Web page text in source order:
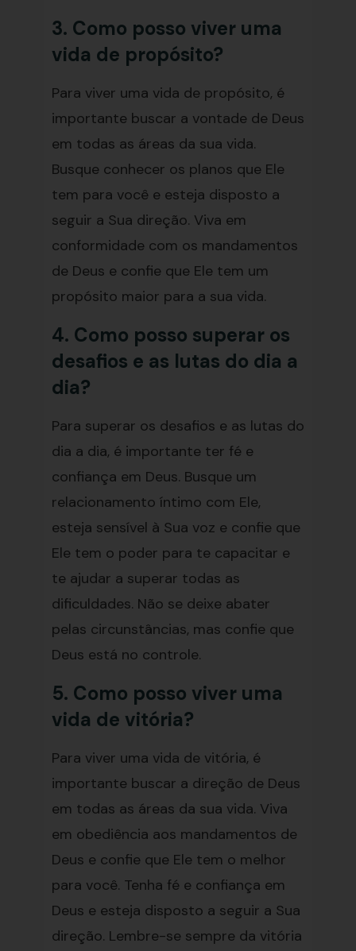
3. Como posso viver uma
vida de propósito?
Para viver uma vida de propósito, é
importante buscar a vontade de Deus
em todas as áreas da sua vida.
Busque conhecer os planos que Ele
tem para você e esteja disposto a
seguir a Sua direção. Viva em
conformidade com os mandamentos
de Deus e confie que Ele tem um
propósito maior para a sua vida.
4. Como posso superar os
desafios e as lutas do dia a
dia?
Para superar os desafios e as lutas do
dia a dia, é importante ter fé e
confiança em Deus. Busque um
relacionamento íntimo com Ele,
esteja sensível à Sua voz e confie que
Ele tem o poder para te capacitar e
te ajudar a superar todas as
dificuldades. Não se deixe abater
pelas circunstâncias, mas confie que
Deus está no controle.
5. Como posso viver uma
vida de vitória?
Para viver uma vida de vitória, é
importante buscar a direção de Deus
em todas as áreas da sua vida. Viva
em obediência aos mandamentos de
Deus e confie que Ele tem o melhor
para você. Tenha fé e confiança em
Deus e esteja disposto a seguir a Sua
direção. Lembre-se sempre da vitória